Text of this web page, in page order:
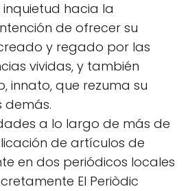
hacia la
de ofrecer su
y regado por las
vividas, y también
innato, que rezuma su
demás.
a lo largo de más de
de artículos de
en dos periódicos locales
El Periòdic